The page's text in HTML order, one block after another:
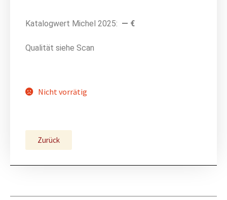
Katalogwert Michel 2025: — €
Qualität siehe Scan
Nicht vorrätig
Zurück